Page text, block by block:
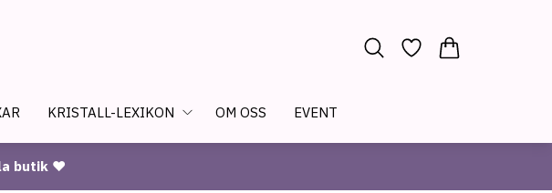
KRISTALL-LEXIKON OM OSS EVENT
butik ♥